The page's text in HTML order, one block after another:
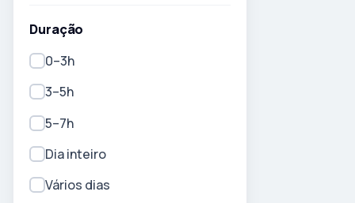
Duração
0–3h
3–5h
5–7h
Dia inteiro
Vários dias